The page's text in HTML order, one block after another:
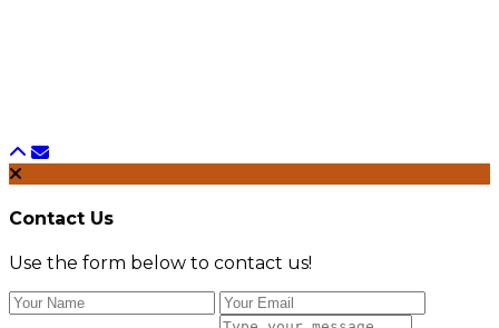
Contact Us
Use the form below to contact us!